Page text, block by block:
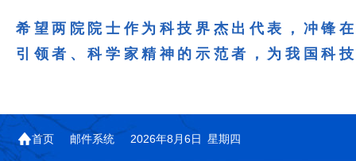
希望两院院士作为科技界杰出代表，冲锋
引领者、科学家精神的示范者，为我国科
首页 邮件系统 2026年8月6日 星期四